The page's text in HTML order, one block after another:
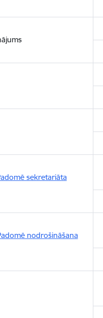
sekretariāta
nodrošināšana